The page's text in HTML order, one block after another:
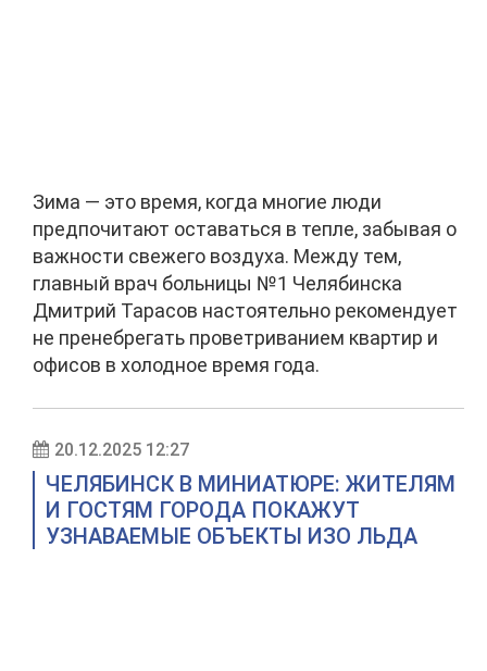
Зима — это время, когда многие люди
предпочитают оставаться в тепле, забывая о
важности свежего воздуха. Между тем,
главный врач больницы №1 Челябинска
Дмитрий Тарасов настоятельно рекомендует
не пренебрегать проветриванием квартир и
офисов в холодное время года.
20.12.2025 12:27
ЧЕЛЯБИНСК В МИНИАТЮРЕ: ЖИТЕЛЯМ
И ГОСТЯМ ГОРОДА ПОКАЖУТ
УЗНАВАЕМЫЕ ОБЪЕКТЫ ИЗО ЛЬДА